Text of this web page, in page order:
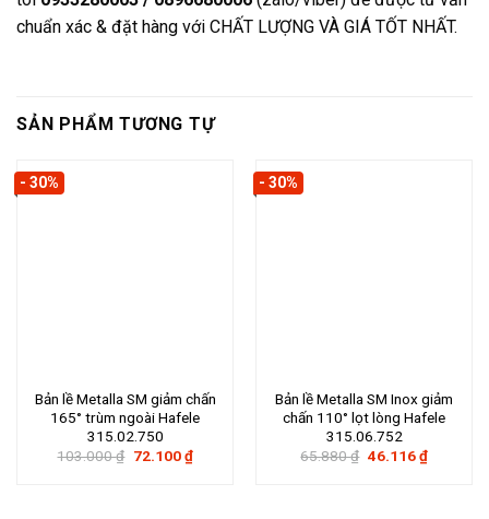
chuẩn xác & đặt hàng với CHẤT LƯỢNG VÀ GIÁ TỐT NHẤT.
SẢN PHẨM TƯƠNG TỰ
- 30%
Bản lề Metalla SM giảm chấn
165° trùm ngoài Hafele
315.02.750
103.000₫ Giá
72.100₫Giá
hiện
- 30%
Bản lề Metalla SM Inox giảm
chấn 110° lọt lòng Hafele
315.06.752
65.880₫ Giá
46.116₫Giá
hiện